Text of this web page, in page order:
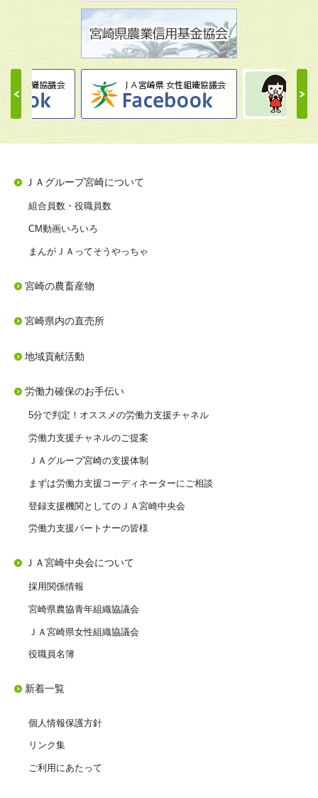
ＪＡグループ宮崎について
組合員数・役職員数
CM動画いろいろ
まんがＪＡってそうやっちゃ
宮崎の農畜産物
宮崎県内の直売所
地域貢献活動
労働力確保のお手伝い
5分で判定！オススメの労働力支援チャネル
労働力支援チャネルのご提案
ＪＡグループ宮崎の支援体制
まずは労働力支援コーディネーターにご相談
登録支援機関としてのＪＡ宮崎中央会
労働力支援パートナーの皆様
ＪＡ宮崎中央会について
採用関係情報
宮崎県農協青年組織協議会
ＪＡ宮崎県女性組織協議会
役職員名簿
新着一覧
個人情報保護方針
リンク集
ご利用にあたって